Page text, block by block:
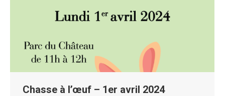
Chasse à l’œuf – 1er avril 2024